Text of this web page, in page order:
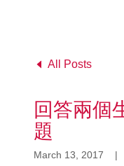
All Posts
回答兩個
題
March 13, 2017 |